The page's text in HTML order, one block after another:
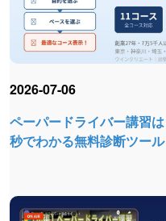
ペーパードライバー講習
秒でわかる無料診断ツール
2026-07-06